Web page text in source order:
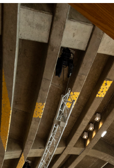
« Présentation de la
nouvelle saison »,
Théâtre de l’Europe
Paris
20 mai 2017
Lire la suite